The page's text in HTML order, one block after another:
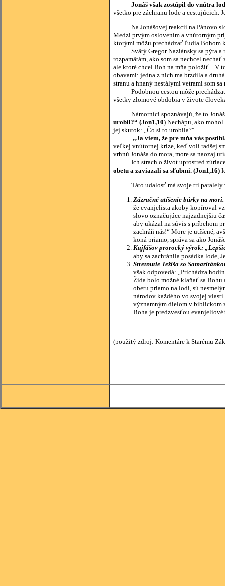
Jonáš však zostúpil do vnútra
všetko pre záchranu lode a
Na Jonášovej reakcii na Pánovo
Medzi prvým oslovením a vnútorným
ktorými môžu prechádzať ľudia Bohom
Svätý Gregor Naziánsky sa pýta a
rozpamätám, ako som sa nechcel
ale ktoré chcel Boh na mňa položiť... V
obavami: jedna z nich ma brzdila a
stranu a hnaný nestálymi vetrami som
Podobnou cestou môže prechádzať i
všetky zlomové obdobia v živote
Námorníci spoznávajú, že to Jonáš
urobil?“ (Jon1,10) Nechápu, ako
jej skutok: „Čo si to urobila?“
„Ja viem, že pre mňa vás
veľkej vnútornej kríze, keď volí radšej
vrhnú Jonáša do mora, more sa naozaj
Ich strach o život uprostred
obetu a zaviazali sa sľubmi. (Jon1,16)
Táto udalosť má svoje tri paralely
Zázračné utíšenie búrky na mori.
že evanjelista akoby kopíroval
slovo označujúce najzadnejšiu
aby ukázal na súvis s príbehom
zachráň nás!“ More je utíšené,
koná priamo, správa sa ako
Kajfášov prorocký výrok:
aby sa zachránila posádka lode,
Stretnutie Ježiša so
však odpovedá: „Prichádza
Žida bolo možné klaňať sa Bohu
obetu priamo na lodi, sú
národov každého vo svojej vlasti
významným dielom v biblickom
Boha je predzvesťou
(použitý zdroj: Komentáre k Starému